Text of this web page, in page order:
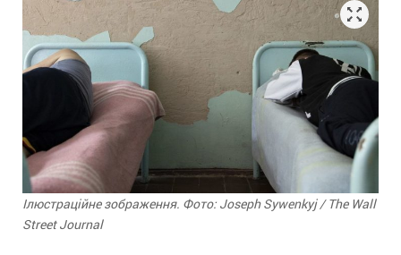
Ілюстраційне зображення. Фото: Joseph Sywenkyj / The Wall
Street Journal